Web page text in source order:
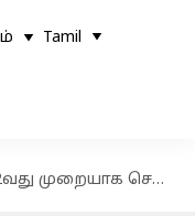
Tamil
செங்கோட்டையில் தேசியக் கொடி ஏற்றினார் பிரதமர் நரேந்திர மோடி